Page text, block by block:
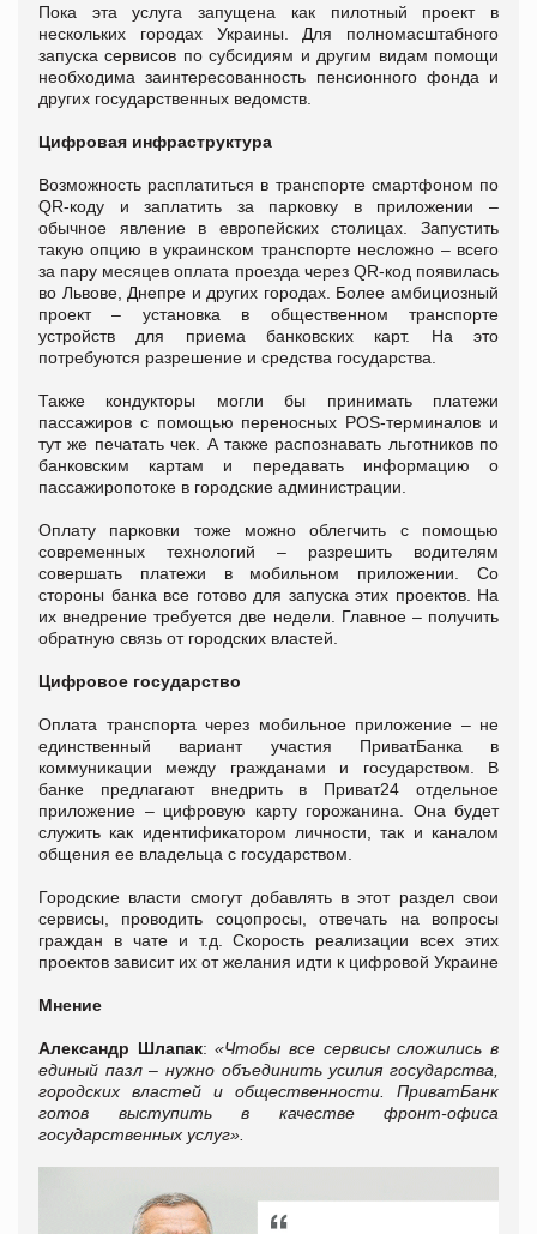
Пока эта услуга запущена как пилотный проект в
нескольких городах Украины. Для полномасштабного
запуска сервисов по субсидиям и другим видам помощи
необходима заинтересованность пенсионного фонда и
других государственных ведомств.
Цифровая инфраструктура
Возможность расплатиться в транспорте смартфоном по
QR-коду и заплатить за парковку в приложении –
обычное явление в европейских столицах. Запустить
такую опцию в украинском транспорте несложно – всего
за пару месяцев оплата проезда через QR-код появилась
во Львове, Днепре и других городах. Более амбициозный
проект – установка в общественном транспорте
устройств для приема банковских карт. На это
потребуются разрешение и средства государства.
Также кондукторы могли бы принимать платежи
пассажиров с помощью переносных POS-терминалов и
тут же печатать чек. А также распознавать льготников по
банковским картам и передавать информацию о
пассажиропотоке в городские администрации.
Оплату парковки тоже можно облегчить с помощью
современных технологий – разрешить водителям
совершать платежи в мобильном приложении. Со
стороны банка все готово для запуска этих проектов. На
их внедрение требуется две недели. Главное – получить
обратную связь от городских властей.
Цифровое государство
Оплата транспорта через мобильное приложение – не
единственный вариант участия ПриватБанка в
коммуникации между гражданами и государством. В
банке предлагают внедрить в Приват24 отдельное
приложение – цифровую карту горожанина. Она будет
служить как идентификатором личности, так и каналом
общения ее владельца с государством.
Городские власти смогут добавлять в этот раздел свои
сервисы, проводить соцопросы, отвечать на вопросы
граждан в чате и т.д. Скорость реализации всех этих
проектов зависит их от желания идти к цифровой Украине
Мнение
Александр Шлапак:«Чтобы все сервисы сложились в
единый пазл – нужно объединить усилия государства,
городских властей и общественности. ПриватБанк
готов выступить в качестве фронт-офиса
государственных услуг»